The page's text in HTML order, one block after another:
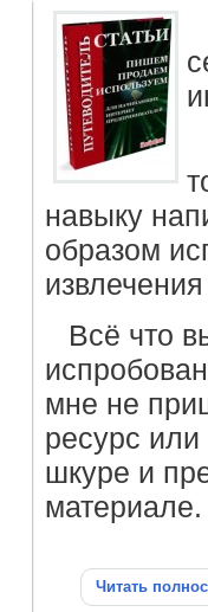
навыку
образом
Всё что
мне не
ресурс или
шкуре и
материале.
Читать